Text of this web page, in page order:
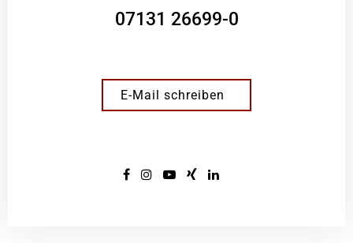
07131 26699-0
E-Mail schreiben